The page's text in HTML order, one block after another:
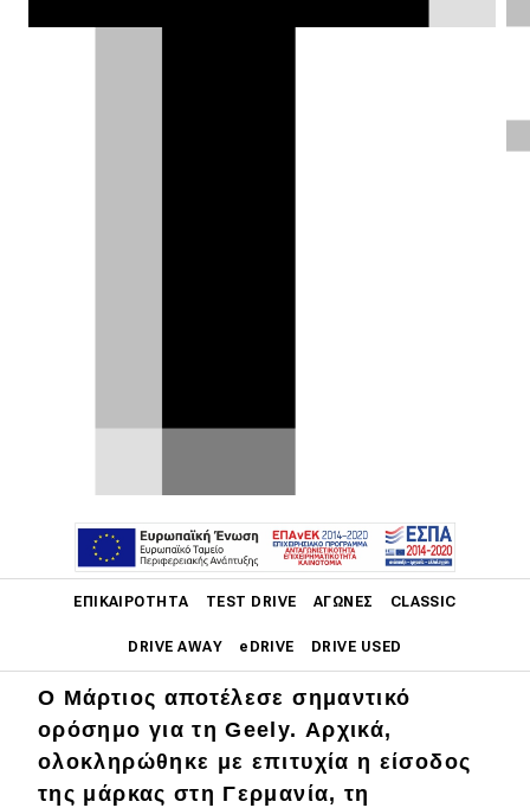
ΕΠΙΚΑΙΡΌΤΗΤΑ TEST DRIVE ΑΓΏΝΕΣ CLASSIC
DRIVE AWAY eDRIVE DRIVE USED
Main navigation
Επικαιρότητα
Νέα μοντέλα
Ο Μάρτιος αποτέλεσε σημαντικό
ορόσημο για τη Geely. Αρχικά,
ολοκληρώθηκε με επιτυχία η είσοδος
της μάρκας στη Γερμανία, τη